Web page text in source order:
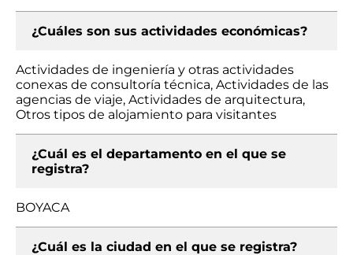
¿Cuáles son sus actividades económicas?
Actividades de ingeniería y otras actividades
conexas de consultoría técnica, Actividades de las
agencias de viaje, Actividades de arquitectura,
Otros tipos de alojamiento para visitantes
¿Cuál es el departamento en el que se
registra?
BOYACA
¿Cuál es la ciudad en el que se registra?